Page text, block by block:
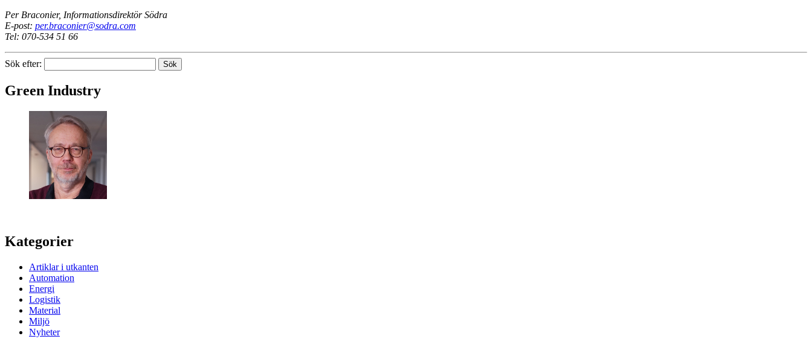
Per Braconier, Informationsdirektör Södra
E-post: per.braconier@sodra.com
Tel: 070-534 51 66
Sök efter:
Green Industry
Kategorier
Artiklar i utkanten
Automation
Energi
Logistik
Material
Miljö
Nyheter